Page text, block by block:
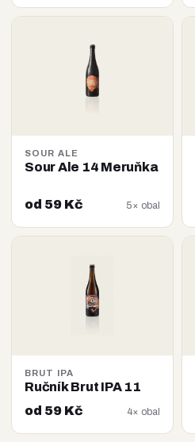
SOUR ALE
Sour Ale 14 Meruňka
od 59 Kč 5× obal
BRUT IPA
Ručník Brut IPA 11
od 59 Kč
4× obal